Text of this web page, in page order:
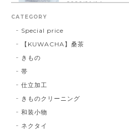
2026/01/14
CATEGORY
Special price
【KUWACHA】桑茶
きもの
帯
仕立加工
きものクリーニング
和装小物
ネクタイ